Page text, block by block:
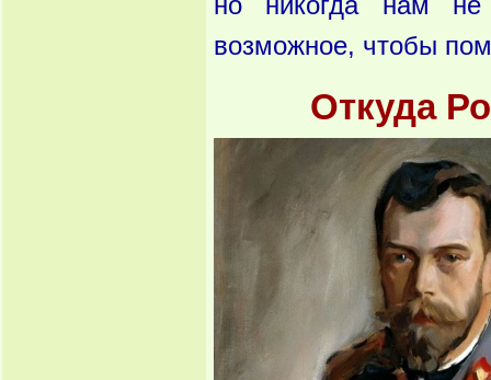
возможное, чтобы
Откуда